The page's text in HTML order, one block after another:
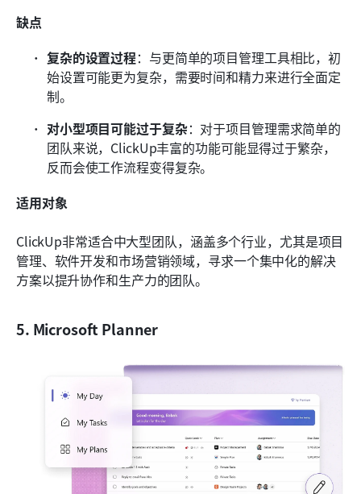
缺点
复杂的设置过程：与更简单的项目管理工具相比，初
始设置可能更为复杂，需要时间和精力来进行全面定
制。
对小型项目可能过于复杂：对于项目管理需求简单的
团队来说，ClickUp丰富的功能可能显得过于繁杂，
反而会使工作流程变得复杂。
适用对象
ClickUp非常适合中大型团队，涵盖多个行业，尤其是项目
管理、软件开发和市场营销领域，寻求一个集中化的解决
方案以提升协作和生产力的团队。
5. Microsoft Planner